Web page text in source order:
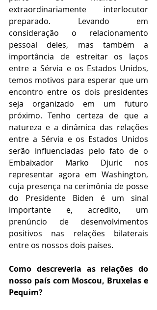
extraordinariamente interlocutor
preparado. Levando em
consideração o relacionamento
pessoal deles, mas também a
importância de estreitar os laços
entre a Sérvia e os Estados Unidos,
temos motivos para esperar que um
encontro entre os dois presidentes
seja organizado em um futuro
próximo. Tenho certeza de que a
natureza e a dinâmica das relações
entre a Sérvia e os Estados Unidos
serão influenciadas pelo fato de o
Embaixador Marko Djuric nos
representar agora em Washington,
cuja presença na cerimônia de posse
do Presidente Biden é um sinal
importante e, acredito, um
prenúncio de desenvolvimentos
positivos nas relações bilaterais
entre os nossos dois países.
Como descreveria as relações do
nosso país com Moscou, Bruxelas e
Pequim?